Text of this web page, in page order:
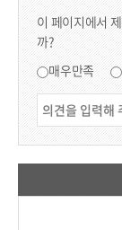
이 페이지에서
까?
매우만족